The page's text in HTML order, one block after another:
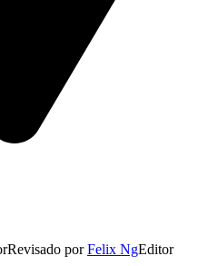
Revisado porFelix NgEditor